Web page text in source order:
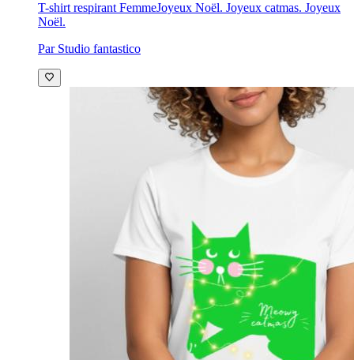
T-shirt respirant FemmeJoyeux Noël. Joyeux catmas. Joyeux
Noël.
Par Studio fantastico